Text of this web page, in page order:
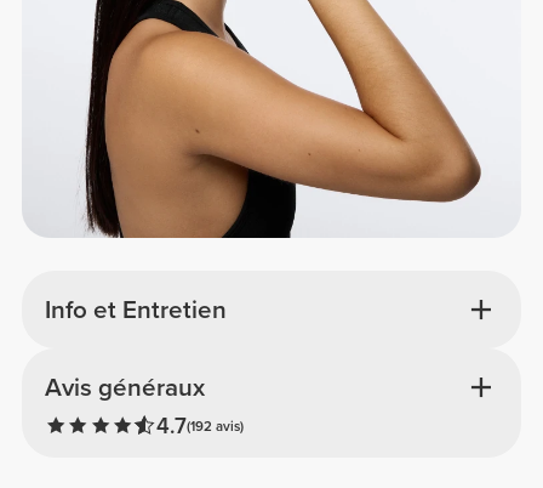
Info et Entretien
Avis généraux
4.7(192 avis)